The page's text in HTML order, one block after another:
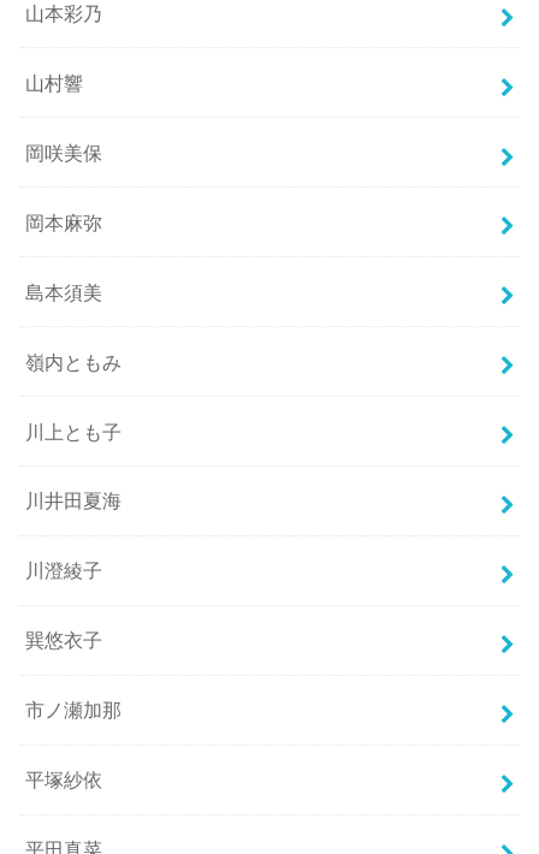
山本彩乃
山村響
岡咲美保
岡本麻弥
島本須美
嶺内ともみ
川上とも子
川井田夏海
川澄綾子
巽悠衣子
市ノ瀬加那
平塚紗依
平田真菜